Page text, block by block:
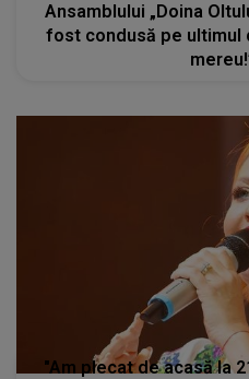
Ansamblului „Doina
fost condusă pe ultimul
"Am plecat de acasă la